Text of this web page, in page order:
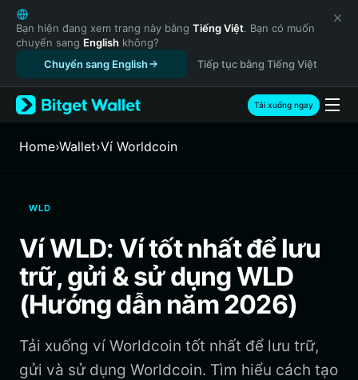
English
日本語
Tiếng Việt
Русский
Español (Latinoamérica)
Türkçe
Français
繁體中文
Bahasa Indonesia
ภาษาไทย
हिन्दी
Español
Português (Brasil)
Español (Argentina)
Bạn hiện đang xem trang này bằng Tiếng Việt. Bạn có muốn
chuyển sang English không?
Chuyển sang English
Tiếp tục bằng Tiếng Việt
Tải xuống ngay
Home›Wallet›‌Ví Worldcoin
WLD
Ví WLD: Ví tốt nhất để lưu
trữ, gửi & sử dụng WLD
(Hướng dẫn năm 2026)
Tải xuống ví Worldcoin tốt nhất để lưu trữ,
gửi và sử dụng Worldcoin. Tìm hiểu cách tạo